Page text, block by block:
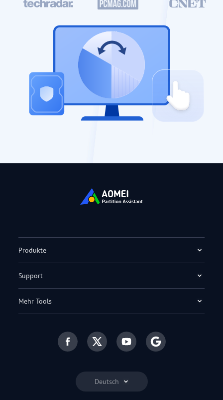
Deutsch
Produkte
Support
Mehr Tools